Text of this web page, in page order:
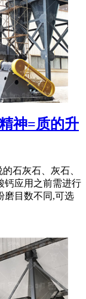
神=质的升
石灰石、灰石、
钙应用之前需进行
磨目数不同,可选